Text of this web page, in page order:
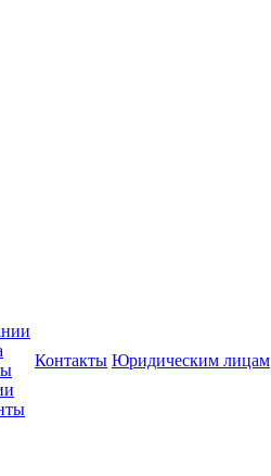
Контакты Юридическим лицам